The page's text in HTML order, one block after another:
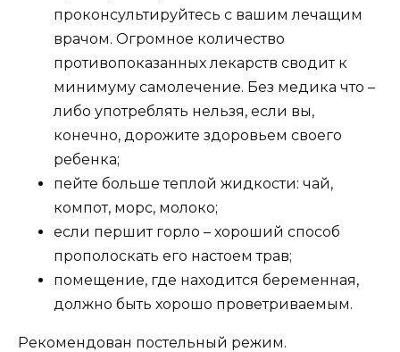
проконсультируйтесь с вашим лечащим
врачом. Огромное количество
противопоказанных лекарств сводит к
минимуму самолечение. Без медика что –
либо употреблять нельзя, если вы,
конечно, дорожите здоровьем своего
ребенка;
пейте больше теплой жидкости: чай,
компот, морс, молоко;
если першит горло – хороший способ
прополоскать его настоем трав;
помещение, где находится беременная,
должно быть хорошо проветриваемым.
Рекомендован постельный режим.